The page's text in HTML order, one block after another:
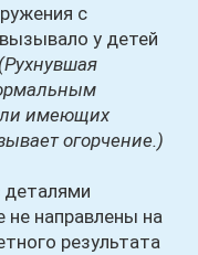
с
у детей
(Рухнувшая
имеющих
огорчение.)
направлены на
результата